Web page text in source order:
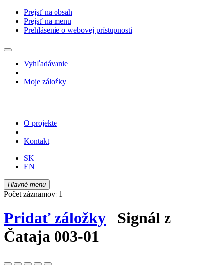
Prejsť na obsah
Prejsť na menu
Prehlásenie o webovej prístupnosti
Vyhľadávanie
Moje záložky
O projekte
Kontakt
SK
EN
Hlavné menu
Počet záznamov: 1
Pridať záložky Signál z
Čataja 003-01